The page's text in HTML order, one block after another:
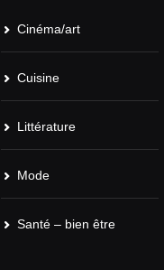
Cinéma/art
Cuisine
Littérature
Mode
Santé – bien être